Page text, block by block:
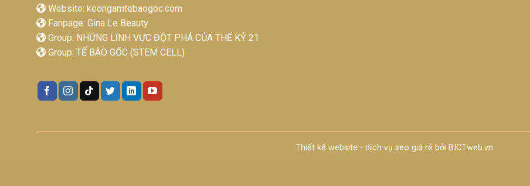
Website: keongamtebaogoc.com
Fanpage: Gina Le Beauty
Group: NHỮNG LĨNH VỰC ĐỘT PHÁ CỦA THẾ KỶ 21
Group: TẾ BÀO GỐC (STEM CELL)
Thiết kế website - dịch vụ seo giá rẻ bởi BICTweb.vn